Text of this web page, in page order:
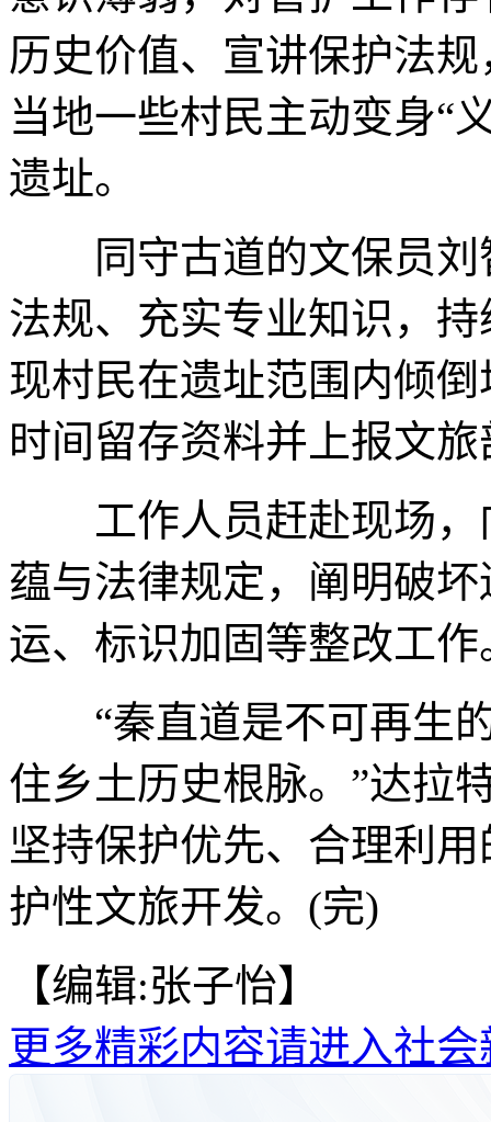
历史价值、宣讲保护法
当地一些村民主动变身“
遗址。
同守古道的文保员刘
法规、充实专业知识，
现村民在遗址范围内倾
时间留存资料并上报文
工作人员赶赴现场，
蕴与法律规定，阐明破
运、标识加固等整改工作
“秦直道是不可再生的
住乡土历史根脉。”达拉
坚持保护优先、合理利
护性文旅开发。(完)
【编辑:张子怡】
更多精彩内容请进入社会